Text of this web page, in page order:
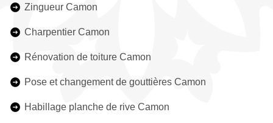
Zingueur Camon
Charpentier Camon
Rénovation de toiture Camon
Pose et changement de gouttières Camon
Habillage planche de rive Camon